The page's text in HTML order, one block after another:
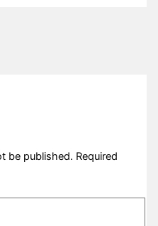
be published. Required